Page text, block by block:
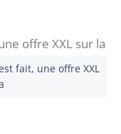
fait, une offre XXL